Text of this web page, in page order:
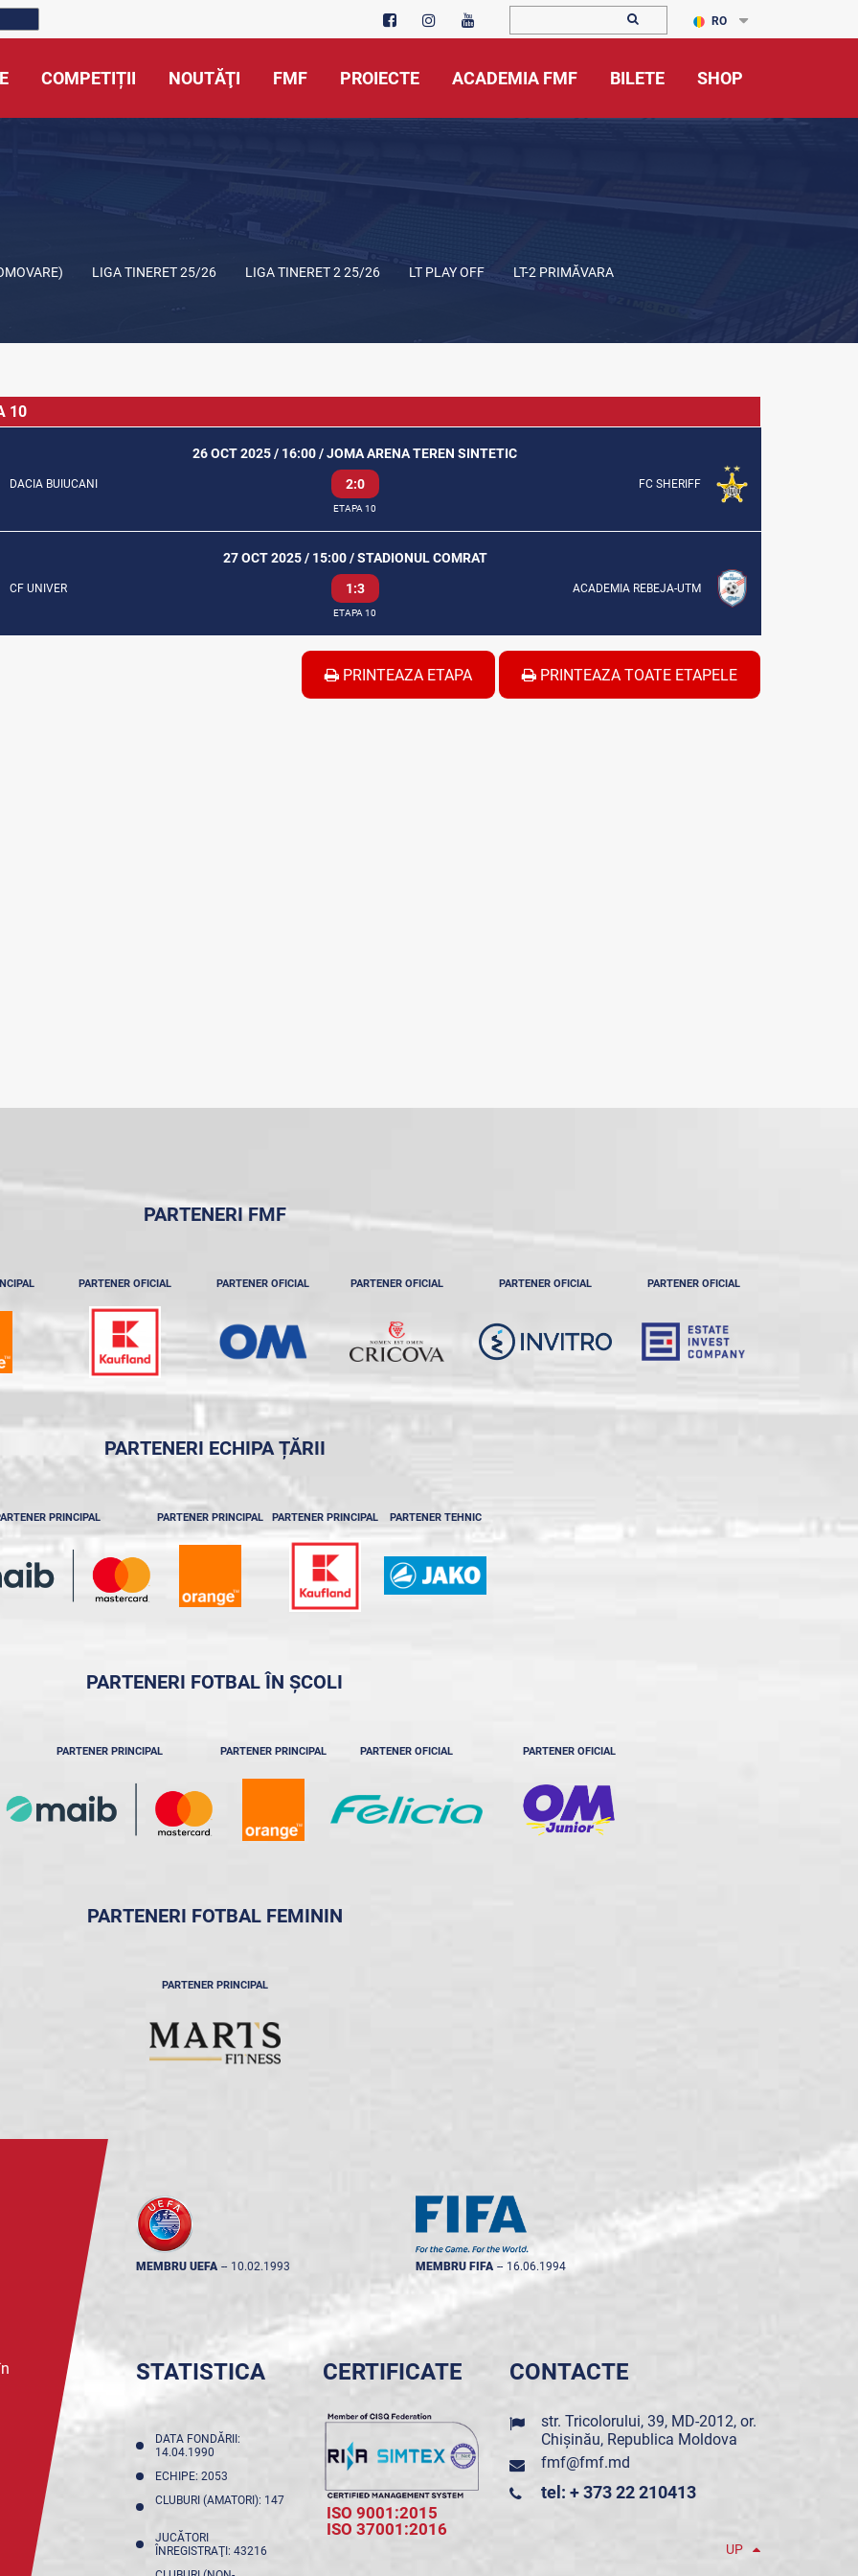
RO
COMPETIȚII NOUTĂŢI FMF PROIECTE ACADEMIA FMF BILETE SHOP
LIGA TINERET 25/26 LIGA TINERET 2 25/26 LT PLAY OFF LT-2 PRIMĂVARA
10
26 OCT 2025 / 16:00 / JOMA ARENA TEREN SINTETIC
DACIA BUIUCANI 2:0 FC SHERIFF
ETAPA 10
27 OCT 2025 / 15:00 / STADIONUL COMRAT
CF UNIVER 1:3 ACADEMIA REBEJA-UTM
ETAPA 10
PRINTEAZA ETAPA PRINTEAZA TOATE ETAPELE
PARTENERI FMF
PARTENER OFICIAL PARTENER OFICIAL PARTENER OFICIAL PARTENER OFICIAL PARTENER OFICIAL
PARTENERI ECHIPA ȚĂRII
PRINCIPAL PARTENER PRINCIPAL PARTENER PRINCIPAL PARTENER TEHNIC
PARTENERI FOTBAL ÎN ȘCOLI
PARTENER PRINCIPAL PARTENER PRINCIPAL PARTENER OFICIAL PARTENER OFICIAL
PARTENERI FOTBAL FEMININ
PARTENER PRINCIPAL
MEMBRU UEFA -- 10.02.1993 MEMBRU FIFA -- 16.06.1994
STATISTICA
DATA FONDĂRII:
14.04.1990
ECHIPE: 2053
CLUBURI (AMATORI): 147
JUCĂTORI
ÎNREGISTRAŢI: 43216
CERTIFICATE
ISO 9001:2015
ISO 37001:2016
CONTACTE
str. Tricolorului, 39, MD-2012, or.
Chișinău, Republica Moldova
fmf@fmf.md
tel: + 373 22 210413
UP